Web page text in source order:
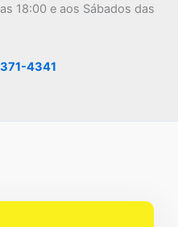
18:00 e aos Sábados das
4341